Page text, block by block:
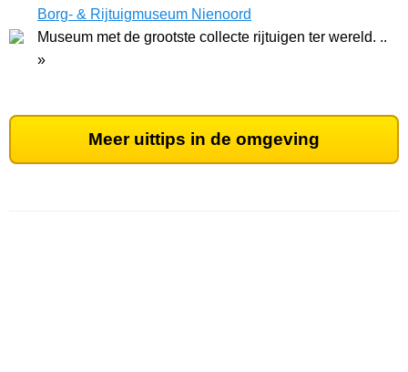
Borg- & Rijtuigmuseum Nienoord
Museum met de grootste collecte rijtuigen ter wereld. ..
»
Meer uittips in de omgeving